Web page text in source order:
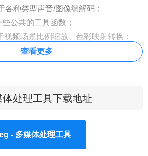
各种类型声音/图像编解码；
公共的工具函数；
频场景比例缩放、色彩映射转换；
后期效果处理；
供的一个工具，可用于格式转换、解码
多媒体即时广播串流 服务器
的
，使用ffmpeg 库解析和解
查看更多
处理工具下载地址
- 多媒体处理工具